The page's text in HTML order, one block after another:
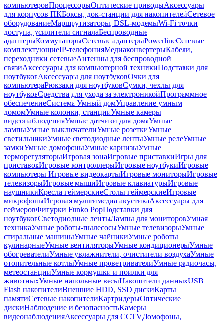
компьютеровПроцессорыОптические приводыАксессуары
для корпусов ПКБоксы, док-станции для накопителейСетевое
оборудованиеМаршрутизаторы, DSL-модемыWi-Fi точки
доступа, усилители сигналаБеспроводные
адаптерыКоммутаторыСетевые адаптерыPowerlineСетевые
комплектующиеIP-телефонияМедиаконвертерыКабели,
переходники сетевыеАнтенны для беспроводной
связиАксессуары для компьютерной техникиПодставки для
ноутбуковАксессуары для ноутбуковОчки для
компьютераРюкзаки для ноутбуковСумки, чехлы для
ноутбуковСредства для ухода за электроникойПрограммное
обеспечениеСистема Умный домУправление умным
домомУмные колонки, станцииУмные камеры
видеонаблюденияУмные датчики для домаУмные
лампыУмные выключателиУмные розеткиУмные
светильникиУмные светодиодные лентыУмные релеУмные
замкиУмные домофоныУмные карнизыУмные
терморегуляторыИгровая зонаИгровые приставкиИгры для
приставокИгровые контроллерыИгровые ноутбукиИгровые
компьютеры Игровые видеокартыИгровые мониторыИгровые
телевизорыИгровые мышиИгровые клавиатурыИгровые
наушникиКресла геймерскиеСтолы геймерскиеИгровые
микрофоныИгровая мультимедиа акустикаАксессуары для
геймеровФигурки Funko PopПодставки для
ноутбуковСветодиодные лентыЛампы для мониторовУмная
техникаУмные роботы-пылесосыУмные телевизорыУмные
стиральные машиныУмные чайникиУмные роботы
кулинарныеУмные вентиляторыУмные кондиционерыУмные
обогревателиУмные увлажнители, очистители воздухаУмные
отопительные котлыУмные проветривателиУмные радиочасы,
метеостанцииУмные кормушки и поилки для
животныхУмные напольные весыНакопители данныхUSB
Flash накопителиВнешние HDD, SSD дискиКарты
памятиСетевые накопителиКартридерыОптические
дискиНаблюдение и безопасностьКамеры
видеонаблюденияАксессуары для CCTVДомофоны,